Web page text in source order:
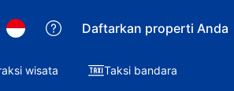
Daftarkan properti Anda
wisata Taksi bandara